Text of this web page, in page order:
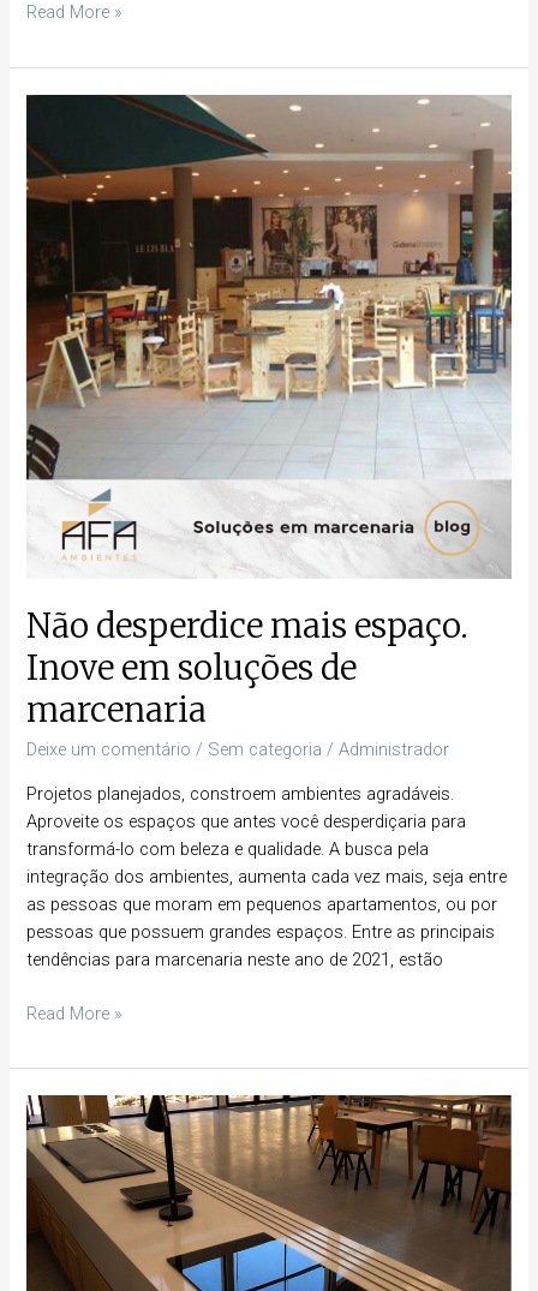
Read More »
Não desperdice mais espaço.
Inove em soluções de
marcenaria
Deixe um comentário / Sem categoria /Administrador
Projetos planejados, constroem ambientes agradáveis.
Aproveite os espaços que antes você desperdiçaria para
transformá-lo com beleza e qualidade. A busca pela
integração dos ambientes, aumenta cada vez mais, seja entre
as pessoas que moram em pequenos apartamentos, ou por
pessoas que possuem grandes espaços. Entre as principais
tendências para marcenaria neste ano de 2021, estão
mais
espaço.
em
soluções
de
marcenaria
Read More »
O
barato
pode
sair
caro!
Os
melhores